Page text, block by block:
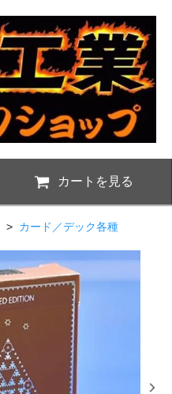
カートを見る
> カード／デック各種